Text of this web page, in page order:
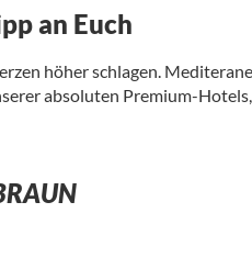
an Euch
höher schlagen.
absoluten Premium-